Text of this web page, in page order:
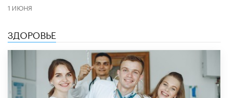
1 ИЮНЯ
ЗДОРОВЬЕ